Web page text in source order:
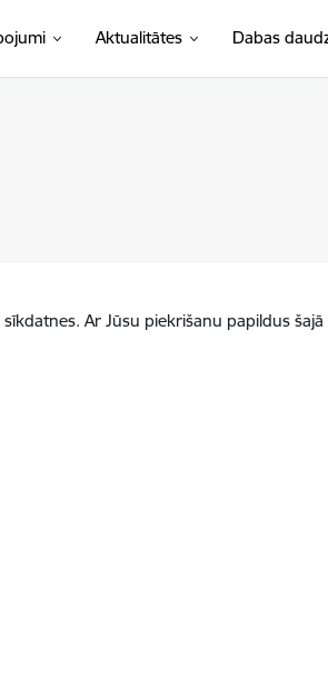
Aktualitātes Dabas
Ar Jūsu piekrišanu papildus